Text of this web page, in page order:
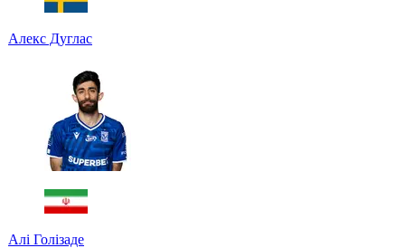
Алекс Дуглас
Алі Голізаде